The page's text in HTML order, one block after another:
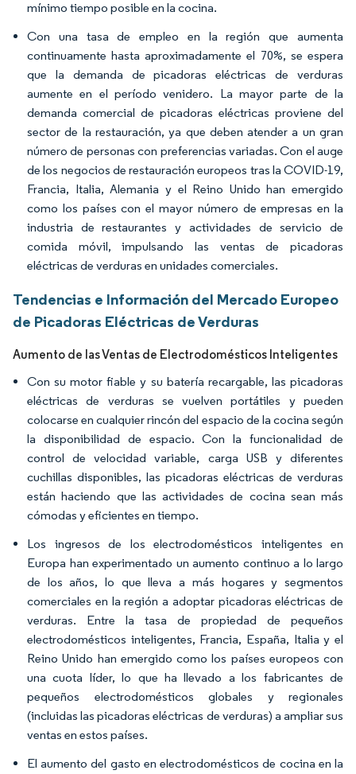
mínimo tiempo posible en la cocina.
Con una tasa de empleo en la región que aumenta
continuamente hasta aproximadamente el 70%, se espera
que la demanda de picadoras eléctricas de verduras
aumente en el período venidero. La mayor parte de la
demanda comercial de picadoras eléctricas proviene del
sector de la restauración, ya que deben atender a un gran
número de personas con preferencias variadas. Con el auge
de los negocios de restauración europeos tras la COVID-19,
Francia, Italia, Alemania y el Reino Unido han emergido
como los países con el mayor número de empresas en la
industria de restaurantes y actividades de servicio de
comida móvil, impulsando las ventas de picadoras
eléctricas de verduras en unidades comerciales.
Tendencias e Información del Mercado Europeo
de Picadoras Eléctricas de Verduras
Aumento de las Ventas de Electrodomésticos Inteligentes
Con su motor fiable y su batería recargable, las picadoras
eléctricas de verduras se vuelven portátiles y pueden
colocarse en cualquier rincón del espacio de la cocina según
la disponibilidad de espacio. Con la funcionalidad de
control de velocidad variable, carga USB y diferentes
cuchillas disponibles, las picadoras eléctricas de verduras
están haciendo que las actividades de cocina sean más
cómodas y eficientes en tiempo.
Los ingresos de los electrodomésticos inteligentes en
Europa han experimentado un aumento continuo a lo largo
de los años, lo que lleva a más hogares y segmentos
comerciales en la región a adoptar picadoras eléctricas de
verduras. Entre la tasa de propiedad de pequeños
electrodomésticos inteligentes, Francia, España, Italia y el
Reino Unido han emergido como los países europeos con
una cuota líder, lo que ha llevado a los fabricantes de
pequeños electrodomésticos globales y regionales
(incluidas las picadoras eléctricas de verduras) a ampliar sus
ventas en estos países.
El aumento del gasto en electrodomésticos de cocina en la